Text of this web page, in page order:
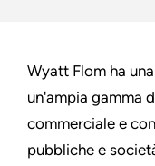
Wyatt Flom ha
un'ampia gamma
commerciale e
pubbliche e